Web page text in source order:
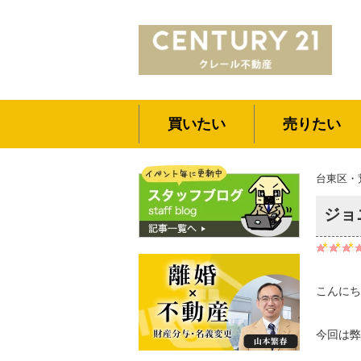
買いたい 売りたい
台東区
ジョ
こんに
今回は